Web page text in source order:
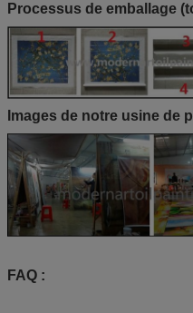
Processus de emballage
Images de notre usine de
FAQ :